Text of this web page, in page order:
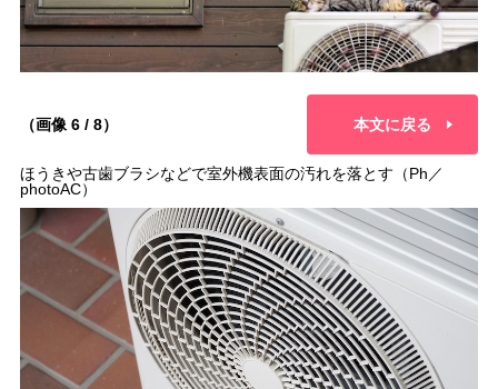
（画像 6 / 8） 本文に戻る
ほうきや古歯ブラシなどで室外機表面の汚れを落とす（Ph／
photoAC）